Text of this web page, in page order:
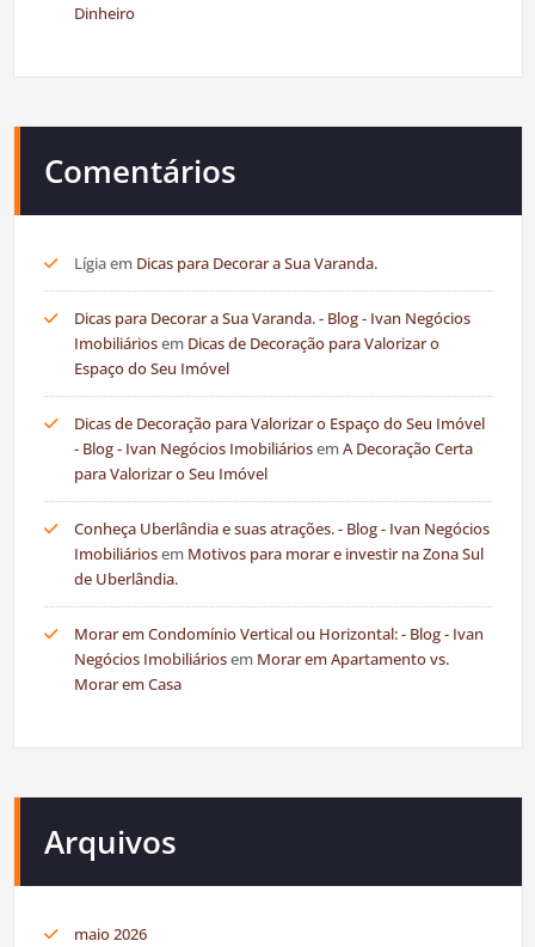
Dinheiro
Comentários
Lígiaem Dicas para Decorar a Sua Varanda.
Dicas para Decorar a Sua Varanda. - Blog - Ivan Negócios
Imobiliáriosem Dicas de Decoração para Valorizar o
Espaço do Seu Imóvel
Dicas de Decoração para Valorizar o Espaço do Seu Imóvel
- Blog - Ivan Negócios ImobiliáriosemA Decoração Certa
para Valorizar o Seu Imóvel
Conheça Uberlândia e suas atrações. - Blog - Ivan Negócios
Imobiliáriosem Motivos para morar e investir na Zona Sul
de Uberlândia.
Morar em Condomínio Vertical ou Horizontal: - Blog - Ivan
Negócios Imobiliáriosem Morar em Apartamento vs.
Morar em Casa
Arquivos
maio 2026